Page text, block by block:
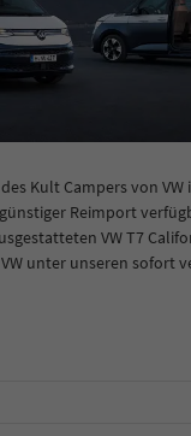
Kult Campers von VW
Reimport
VW T7
unter unseren sofort